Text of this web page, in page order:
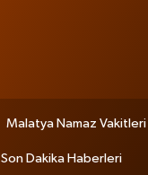
Malatya Namaz Vakitleri
Son Dakika Haberleri